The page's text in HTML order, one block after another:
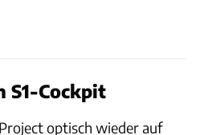
S1-Cockpit
optisch wieder auf